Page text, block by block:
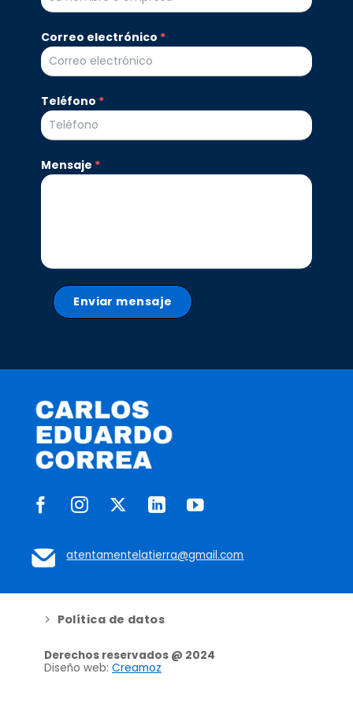
la
Correo electrónico *
Teléfono *
Mensaje *
Enviar mensaje
atentamentelatierra@gmail.com
Derechos reservados @ 2024
Diseño web: Creamoz
Política de datos